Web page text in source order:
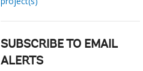
SUBSCRIBE TO EMAIL
ALERTS